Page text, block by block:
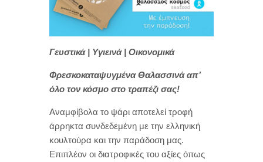
Γευστικά | Υγιεινά | Οικονομικά
Φρεσκοκαταψυγμένα Θαλασσινά απ’
όλο τον κόσμο στο τραπέζι σας!
Αναμφίβολα το ψάρι αποτελεί τροφή
άρρηκτα συνδεδεμένη με την ελληνική
κουλτούρα και την παράδοση μας.
Επιπλέον οι διατροφικές του αξίες όπως